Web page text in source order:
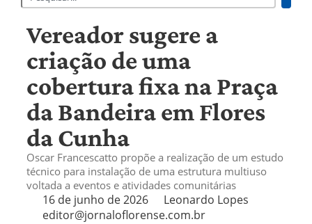
Vereador sugere a
criação de uma
cobertura fixa na Praça
da Bandeira em Flores
da Cunha
Oscar Francescatto propõe a realização de um estudo
técnico para instalação de uma estrutura multiuso
voltada a eventos e atividades comunitárias
16 de junho de 2026
Leonardo Lopes
editor@jornaloflorense.com.br